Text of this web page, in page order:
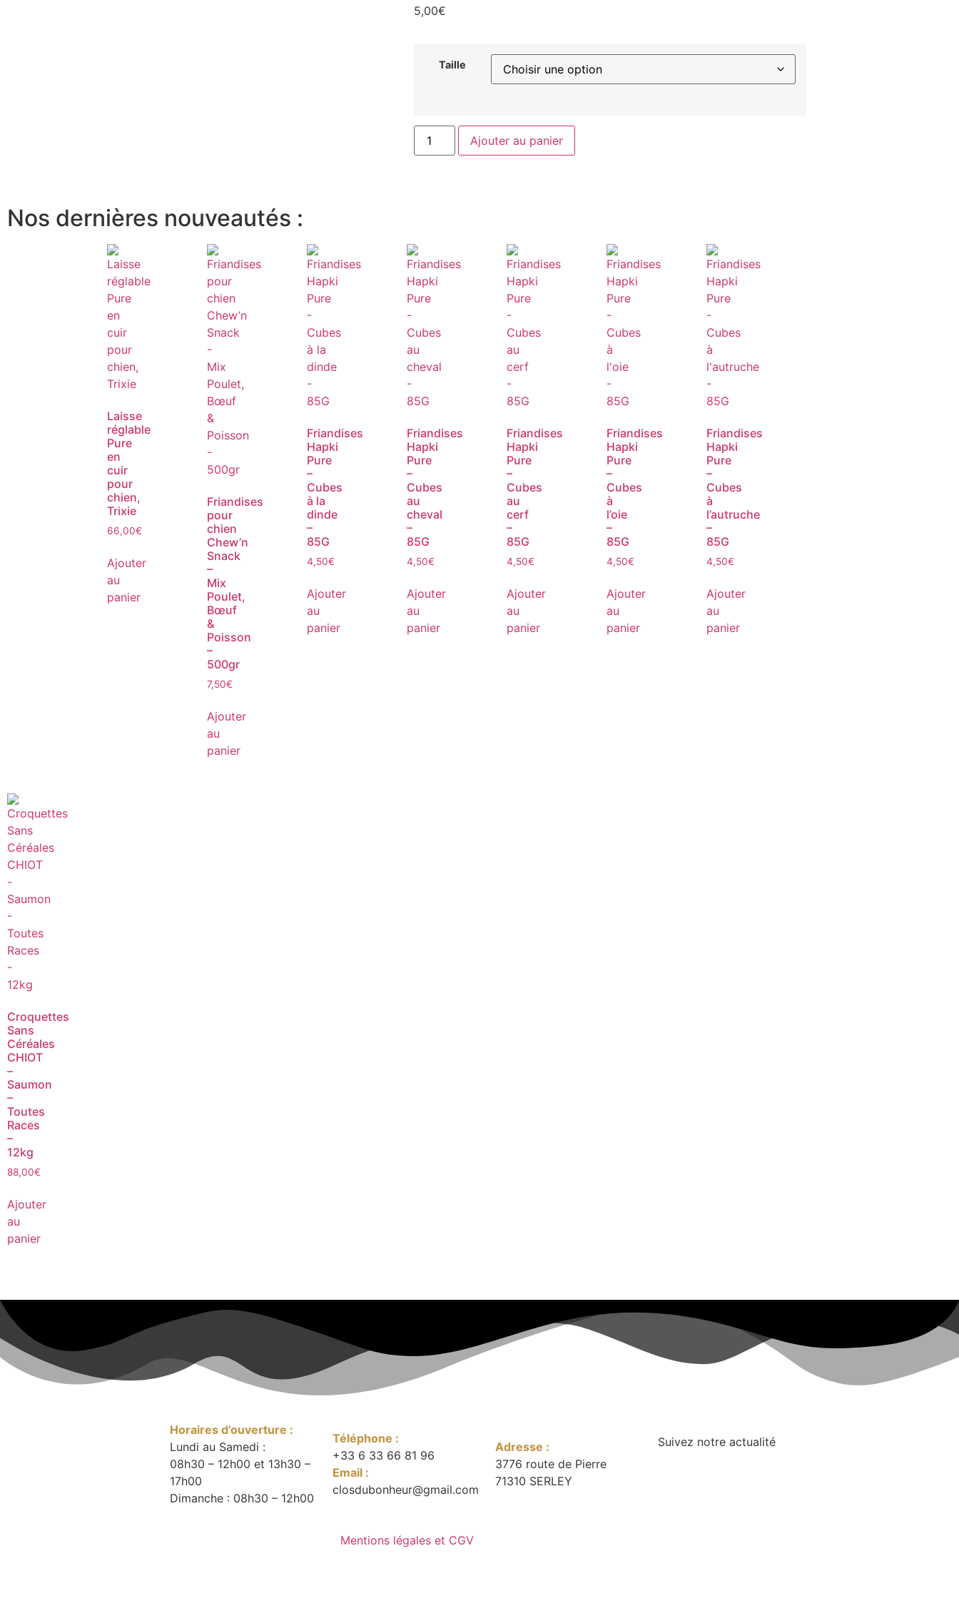
5,00€
Taille
Ajouter au panier
Nos dernières nouveautés :
Laisse
réglable
Pure
en
cuir
pour
chien,
Trixie
66,00€
Ajouter
au
panier
Friandises
pour
chien
Chew’n
Snack
–
Mix
Poulet,
Bœuf
&
Poisson
–
500gr
7,50€
Ajouter
au
panier
Friandises
Hapki
Pure
–
Cubes
à la
dinde
–
85G
4,50€
Ajouter
au
panier
Friandises
Hapki
Pure
–
Cubes
au
cheval
–
85G
4,50€
Ajouter
au
panier
Friandises
Hapki
Pure
–
Cubes
au
cerf
–
85G
4,50€
Ajouter
au
panier
Friandises
Hapki
Pure
–
Cubes
à
l’oie
–
85G
4,50€
Ajouter
au
panier
Friandises
Hapki
Pure
–
Cubes
à
l’autruche
–
85G
4,50€
Ajouter
au
panier
Croquettes
Sans
Céréales
CHIOT
–
Saumon
–
Toutes
Races
–
12kg
88,00€
Ajouter
au
panier
Horaires d’ouverture :
Lundi au Samedi :
08h30 – 12h00 et 13h30 –
17h00
Dimanche : 08h30 – 12h00
Téléphone :
+33 6 33 66 81 96
Email :
closdubonheur@gmail.com
Adresse :
3776 route de Pierre
71310 SERLEY
Suivez notre actualité
Mentions légales et CGV